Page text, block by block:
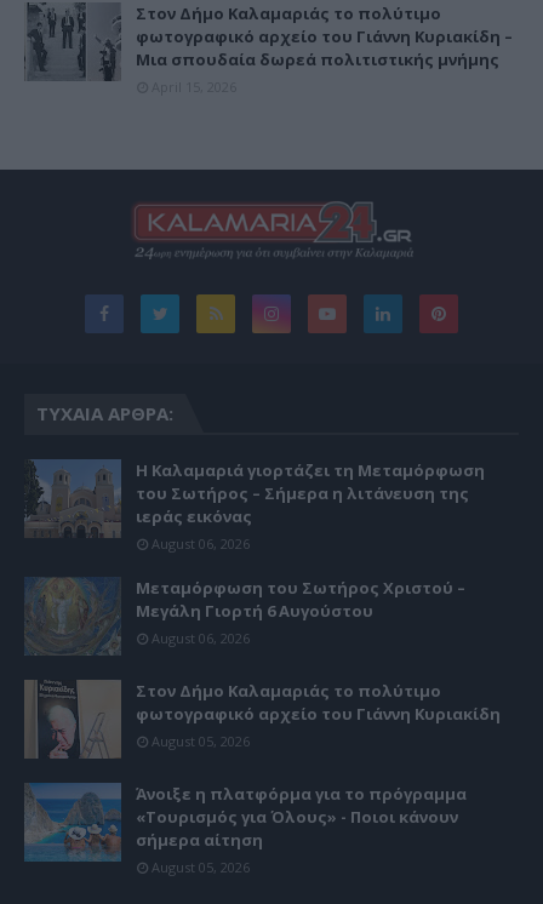
Στον Δήμο Καλαμαριάς το πολύτιμο
φωτογραφικό αρχείο του Γιάννη Κυριακίδη –
Μια σπουδαία δωρεά πολιτιστικής μνήμης
ΤΥΧΑΊΑ ΆΡΘΡΑ:
Η Καλαμαριά γιορτάζει τη Μεταμόρφωση
του Σωτήρος – Σήμερα η λιτάνευση της
ιεράς εικόνας
August 06, 2026
Μεταμόρφωση του Σωτήρος Χριστού –
Μεγάλη Γιορτή 6 Αυγούστου
August 06, 2026
Στον Δήμο Καλαμαριάς το πολύτιμο
φωτογραφικό αρχείο του Γιάννη Κυριακίδη
August 05, 2026
Άνοιξε η πλατφόρμα για το πρόγραμμα
«Τουρισμός για Όλους» - Ποιοι κάνουν
σήμερα αίτηση
August 05, 2026